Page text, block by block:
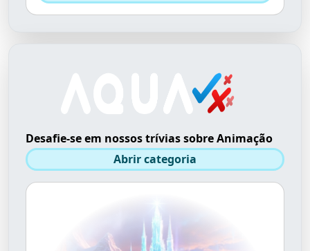
Desafie-se em nossos trívias sobre Animação
Abrir categoria